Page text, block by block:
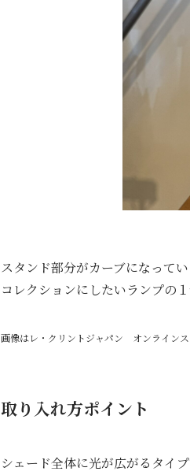
スタンド部分がカーブになって
コレクションにしたいランプの１
画像はレ・クリントジャパン オンラインス
取り入れ方ポイント
シェード全体に光が広がるタイプ